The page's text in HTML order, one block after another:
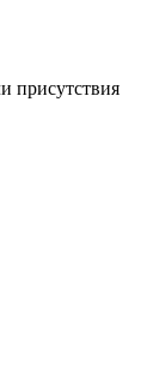
присутствия